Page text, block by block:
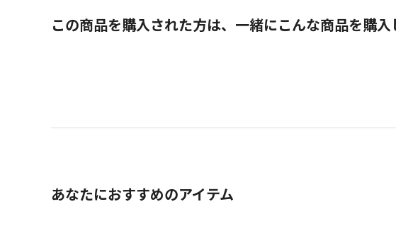
この商品を購入された方は、一緒にこんな商品を購入
あなたにおすすめのアイテム